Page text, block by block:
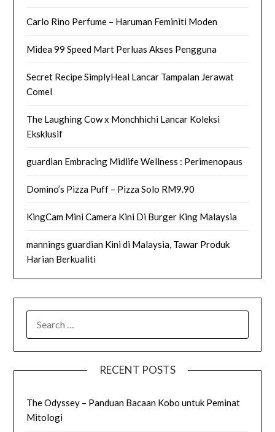
Carlo Rino Perfume – Haruman Feminiti Moden
Midea 99 Speed Mart Perluas Akses Pengguna
Secret Recipe SimplyHeal Lancar Tampalan Jerawat
Comel
The Laughing Cow x Monchhichi Lancar Koleksi
Eksklusif
guardian Embracing Midlife Wellness : Perimenopaus
Domino’s Pizza Puff – Pizza Solo RM9.90
KingCam Mini Camera Kini Di Burger King Malaysia
mannings guardian Kini di Malaysia, Tawar Produk
Harian Berkualiti
FOR:
RECENT POSTS
The Odyssey – Panduan Bacaan Kobo untuk Peminat
Mitologi